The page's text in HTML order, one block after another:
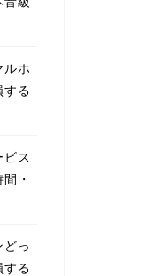
ルホ
する
ス
・
っ
する